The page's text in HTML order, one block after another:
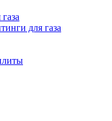
для газа